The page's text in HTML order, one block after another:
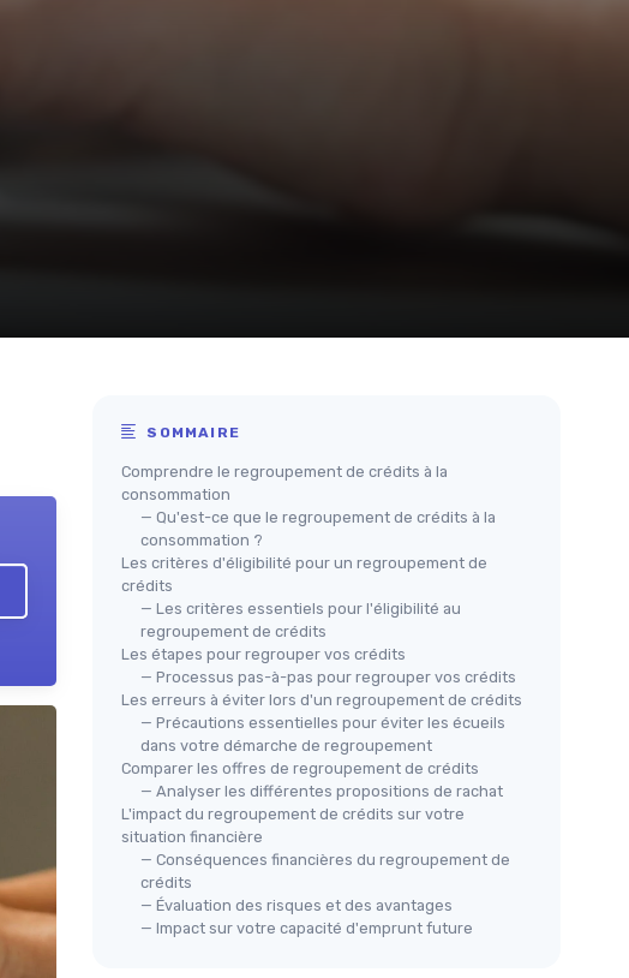
SOMMAIRE
Comprendre le regroupement de crédits à la
consommation
— Qu'est-ce que le regroupement de crédits à la
consommation ?
Les critères d'éligibilité pour un regroupement de
crédits
— Les critères essentiels pour l'éligibilité au
regroupement de crédits
Les étapes pour regrouper vos crédits
— Processus pas-à-pas pour regrouper vos crédits
Les erreurs à éviter lors d'un regroupement de crédits
— Précautions essentielles pour éviter les écueils
dans votre démarche de regroupement
Comparer les offres de regroupement de crédits
— Analyser les différentes propositions de rachat
L'impact du regroupement de crédits sur votre
situation financière
— Conséquences financières du regroupement de
crédits
— Évaluation des risques et des avantages
— Impact sur votre capacité d'emprunt future